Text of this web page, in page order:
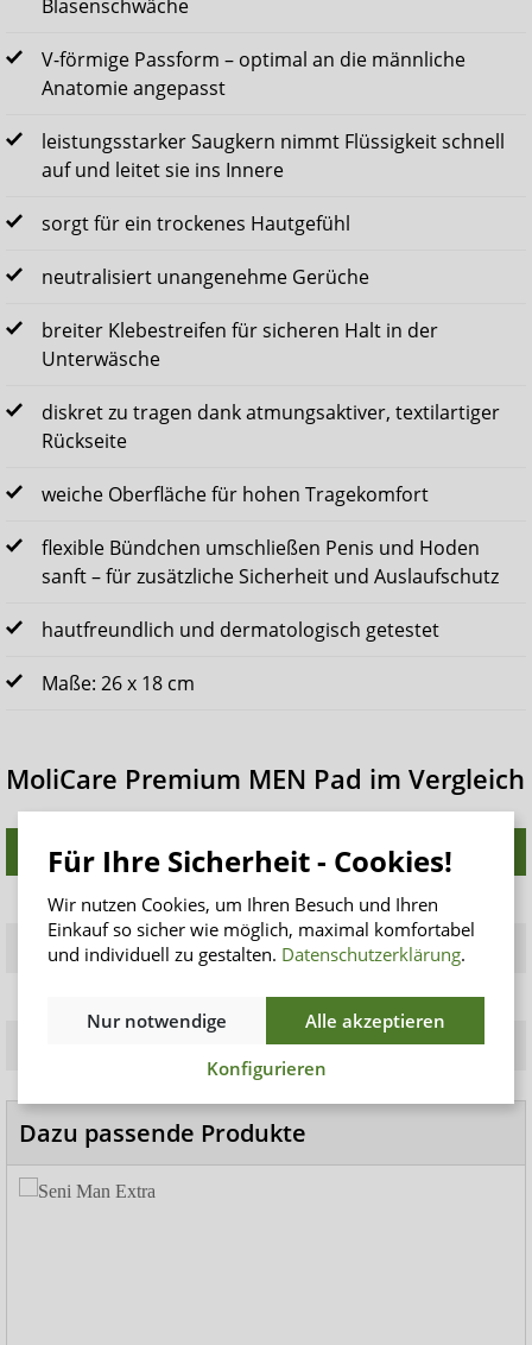
Blasenschwäche
V-förmige Passform – optimal an die männliche
Anatomie angepasst
leistungsstarker Saugkern nimmt Flüssigkeit schnell
auf und leitet sie ins Innere
sorgt für ein trockenes Hautgefühl
neutralisiert unangenehme Gerüche
breiter Klebestreifen für sicheren Halt in der
Unterwäsche
diskret zu tragen dank atmungsaktiver, textilartiger
Rückseite
weiche Oberfläche für hohen Tragekomfort
flexible Bündchen umschließen Penis und Hoden
sanft – für zusätzliche Sicherheit und Auslaufschutz
hautfreundlich und dermatologisch getestet
Maße: 26 x 18 cm
MoliCare Premium MEN Pad im Vergleich
Variante Größe (cm) Saugstärke ISO (ml)
2 Tropfen 14,8 x 11,5 330
3 Tropfen 26 x 18 406
546
852
Dazu passende Produkte
Für Ihre Sicherheit - Cookies!
Wir nutzen Cookies, um Ihren Besuch und Ihren
Einkauf so sicher wie möglich, maximal komfortabel
und individuell zu gestalten. Datenschutzerklärung.
Nur notwendige
Alle akzeptieren
Konfigurieren